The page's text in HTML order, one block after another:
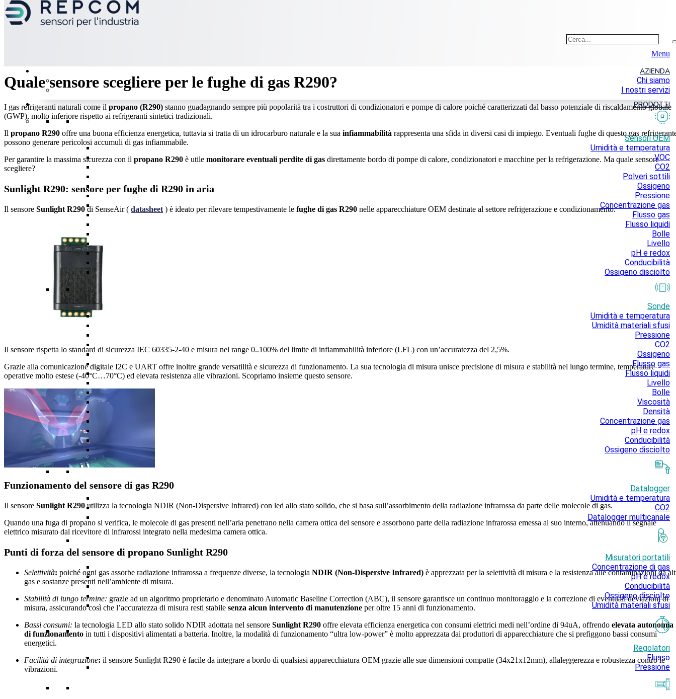
Menu
AZIENDA
Chi siamo
I nostri servizi
PRODOTTI
Sensori OEM
Umidità e temperatura
VOC
CO2
Polveri sottili
Ossigeno
Pressione
Concentrazione gas
Flusso gas
Flusso liquidi
Bolle
Livello
pH e redox
Conducibilità
Ossigeno disciolto
Sonde
Umidità e temperatura
Umidità materiali sfusi
Pressione
CO2
Ossigeno
Flusso gas
Flusso liquidi
Livello
Bolle
Viscosità
Densità
Concentrazione gas
pH e redox
Conducibilità
Ossigeno disciolto
Datalogger
Umidità e temperatura
CO2
Datalogger multicanale
Misuratori portatili
Concentrazione di gas
pH e redox
Conducibilità
Ossigeno disciolto
Umidità materiali sfusi
Regolatori
Flusso
Pressione
Quale sensore scegliere per le fughe di gas R290?
I gas refrigeranti naturali come il propano (R290) stanno guadagnando sempre più popolarità tra i costruttori di condizionatori e pompe di calore poiché caratterizzati dal basso potenziale di riscaldamento globale
(GWP), molto inferiore rispetto ai refrigeranti sintetici tradizionali.
Il propano R290 offre una buona efficienza energetica, tuttavia si tratta di un idrocarburo naturale e la sua infiammabilità rappresenta una sfida in diversi casi di impiego. Eventuali fughe di questo gas
possono generare pericolosi accumuli di gas infiammabile.
Per garantire la massima sicurezza con il propano R290 è utile monitorare eventuali perdite di gas direttamente bordo di pompe di calore, condizionatori e macchine per la refrigerazione. Ma quale sensore
scegliere?
Sunlight R290: sensore per fughe di R290 in aria
Il sensore Sunlight R290di SenseAir ( datasheet ) è ideato per rilevare tempestivamente le fughe di gas R290 nelle apparecchiature OEM destinate al settore refrigerazione e condizionamento.
Il sensore rispetta lo standard di sicurezza IEC 60335-2-40 e misura nel range 0..100% del limite di infiammabilità inferiore (LFL) con un’accuratezza del 2,5%.
Grazie alla comunicazione digitale I2C e UART offre inoltre grande versatilità e sicurezza di funzionamento. La sua tecnologia di misura unisce precisione di misura e stabilità nel lungo termine, temperature
operative molto estese (-40°C…70°C) ed elevata resistenza alle vibrazioni. Scopriamo insieme questo sensore.
Funzionamento del sensore di gas R290
Il sensore Sunlight R290utilizza la tecnologia NDIR (Non-Dispersive Infrared) con led allo stato solido, che si basa sull’assorbimento della radiazione infrarossa da parte delle molecole di gas.
Quando una fuga di propano si verifica, le molecole di gas presenti nell’aria penetrano nella camera ottica del sensore e assorbono parte della radiazione infrarossa emessa al suo interno, attenuando il segnale
elettrico misurato dal ricevitore di infrarossi integrato nella medesima camera ottica.
Punti di forza del sensore di propano Sunlight R290
Selettività: poiché ogni gas assorbe radiazione infrarossa a frequenze diverse, la tecnologia NDIR (Non-Dispersive Infrared) è apprezzata per la selettività di misura e la resistenza alle contaminazioni da
gas e sostanze presenti nell’ambiente di misura.
Stabilità di lungo termine: grazie ad un algoritmo proprietario e denominato Automatic Baseline Correction (ABC), il sensore garantisce un continuo monitoraggio e la correzione di eventuali deviazioni di
misura, assicurando così che l’accuratezza di misura resti stabile senza alcun intervento di manutenzione per oltre 15 anni di funzionamento.
Bassi consumi: la tecnologia LED allo stato solido NDIR adottata nel sensore Sunlight R290 offre elevata efficienza energetica con consumi elettrici medi nell’ordine di 94uA, offrendo elevata autonomia
di funzionamento in tutti i dispositivi alimentati a batteria. Inoltre, la modalità di funzionamento “ultra low-power” è molto apprezzata dai produttori di apparecchiature che si prefiggono bassi consumi
energetici.
Facilità di integrazione: il sensore Sunlight R290 è facile da integrare a bordo di qualsiasi apparecchiatura OEM grazie alle sue dimensioni compatte (34x21x12mm), allaleggerezza e robustezza contro le
vibrazioni.